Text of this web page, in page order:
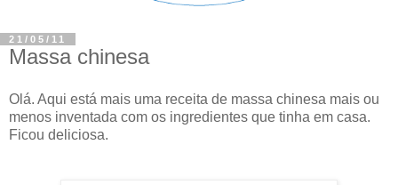
21/05/11
Massa chinesa
Olá. Aqui está mais uma receita de massa chinesa mais ou
menos inventada com os ingredientes que tinha em casa.
Ficou deliciosa.